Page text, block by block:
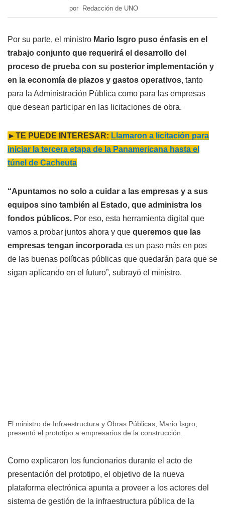
por Redacción de UNO
Por su parte, el ministro Mario Isgro puso énfasis en el
trabajo conjunto que requerirá el desarrollo del
proceso de prueba con su posterior implementación y
en la economía de plazos y gastos operativos, tanto
para la Administración Pública como para las empresas
que desean participar en las licitaciones de obra.
►TE PUEDE INTERESAR: Llamaron a licitación para
iniciar la tercera etapa de la Panamericana hasta el
túnel de Cacheuta
“Apuntamos no solo a cuidar a las empresas y a sus
equipos sino también al Estado, que administra los
fondos públicos. Por eso, esta herramienta digital que
vamos a probar juntos ahora y que queremos que las
empresas tengan incorporada es un paso más en pos
de las buenas políticas públicas que quedarán para que se
sigan aplicando en el futuro”, subrayó el ministro.
El ministro de Infraestructura y Obras Públicas, Mario Isgro,
presentó el prototipo a empresarios de la construcción.
Como explicaron los funcionarios durante el acto de
presentación del prototipo, el objetivo de la nueva
plataforma electrónica apunta a proveer a los actores del
sistema de gestión de la infraestructura pública de la